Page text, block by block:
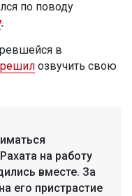
по поводу
.
в
решил озвучить свою
на работу
вместе. За
его пристрастие